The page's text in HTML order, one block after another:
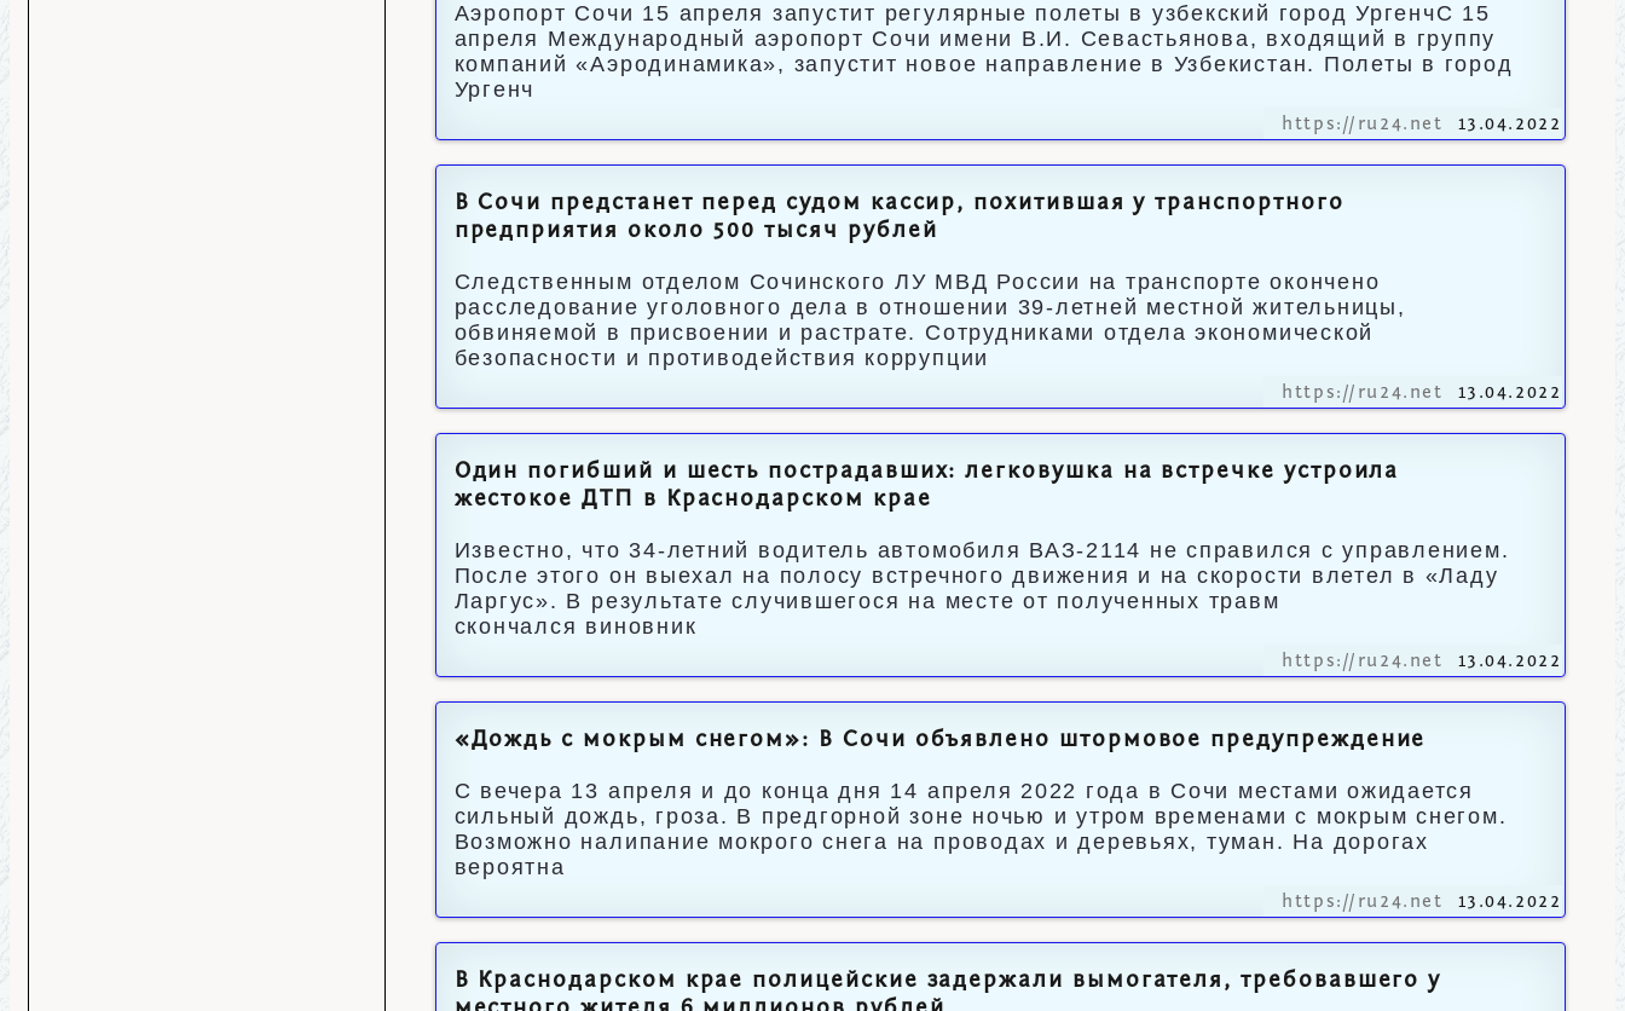
Аэропорт Сочи 15 апреля запустит регулярные полеты в узбекский город УргенчС 15
апреля Международный аэропорт Сочи имени В.И. Севастьянова, входящий в группу
компаний «Аэродинамика», запустит новое направление в Узбекистан. Полеты в город
Ургенч
https://ru24.net 13.04.2022
В Сочи предстанет перед судом кассир, похитившая у транспортного
предприятия около 500 тысяч рублей
Следственным отделом Сочинского ЛУ МВД России на транспорте окончено
расследование уголовного дела в отношении 39-летней местной жительницы,
обвиняемой в присвоении и растрате. Сотрудниками отдела экономической
безопасности и противодействия коррупции
https://ru24.net 13.04.2022
Один погибший и шесть пострадавших: легковушка на встречке устроила
жестокое ДТП в Краснодарском крае
Известно, что 34-летний водитель автомобиля ВАЗ-2114 не справился с управлением.
После этого он выехал на полосу встречного движения и на скорости влетел в «Ладу
Ларгус». В результате случившегося на месте от полученных травм
скончался виновник
https://ru24.net 13.04.2022
«Дождь с мокрым снегом»: В Сочи объявлено штормовое предупреждение
С вечера 13 апреля и до конца дня 14 апреля 2022 года в Сочи местами ожидается
сильный дождь, гроза. В предгорной зоне ночью и утром временами с мокрым снегом.
Возможно налипание мокрого снега на проводах и деревьях, туман. На дорогах
вероятна
https://ru24.net 13.04.2022
В Краснодарском крае полицейские задержали вымогателя, требовавшего у